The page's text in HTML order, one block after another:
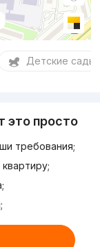
Детские сады
это просто
требования;